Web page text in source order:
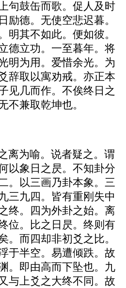
句鼓缶而歌。促人及时
励德。无使空悲迟暮。
明其不如此。便如彼。
德立功。一至暮年。将
明为用。爱惜余光。为
辞取以寓劝戒。亦正本
见几而作。不俟终日之
不兼取乾坤也。
离为喻。说者疑之。谓
以象日之昃。不知卦分
。以三画乃卦本象。三
三九四。皆有重刚失中
终。四为外卦之始。离
位。比之日昃。终则有
。而四却非初爻之比。
于半空。易遭倾跌。故
。即由高而下坠也。九
与上爻之大终不同。故